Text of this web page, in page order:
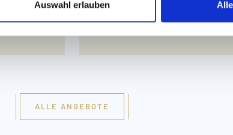
Auswahl erlauben
JETZT
ALLE ANGEBOTE